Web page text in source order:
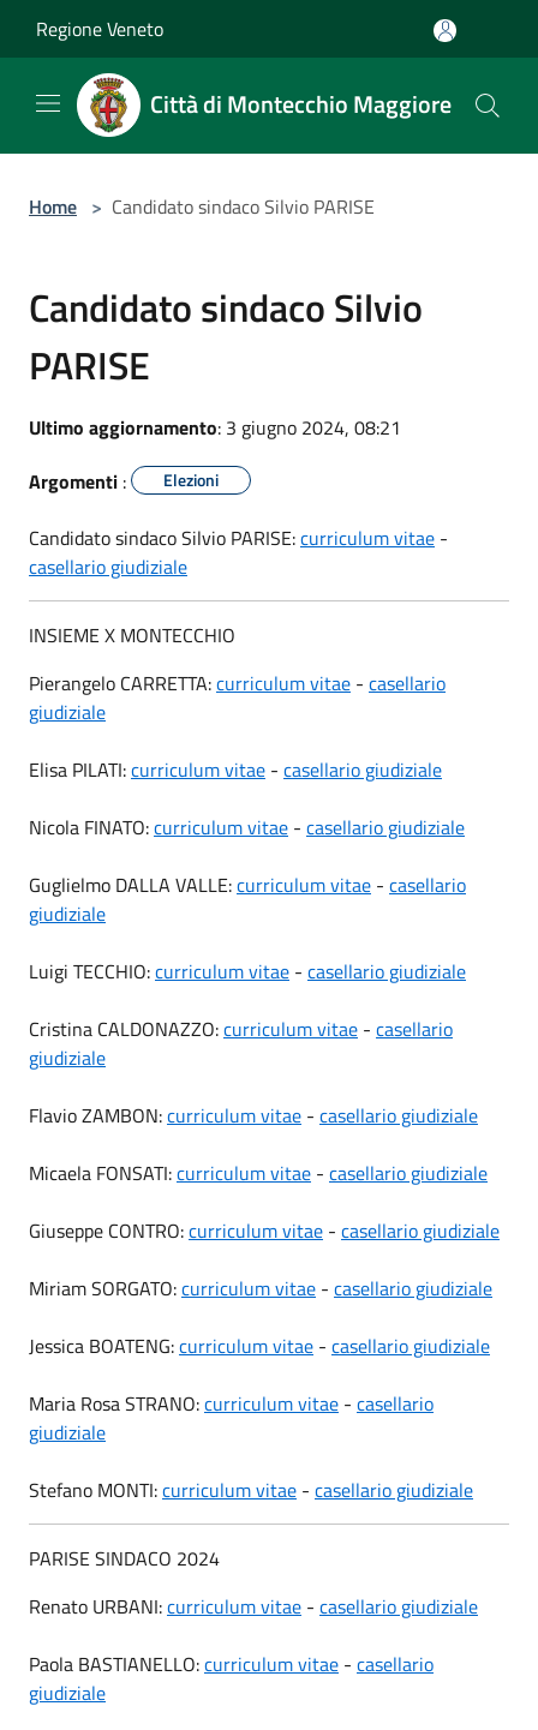
Regione Veneto
Città di Montecchio Maggiore
Home > Candidato sindaco Silvio PARISE
Candidato sindaco Silvio
PARISE
Ultimo aggiornamento: 3 giugno 2024, 08:21
Argomenti : Elezioni
Candidato sindaco Silvio PARISE:curriculum vitae -
casellario giudiziale
INSIEME X MONTECCHIO
Pierangelo CARRETTA:curriculum vitae - casellario
giudiziale
Elisa PILATI:curriculum vitae - casellario giudiziale
Nicola FINATO:curriculum vitae - casellario giudiziale
Guglielmo DALLA VALLE:curriculum vitae - casellario
giudiziale
Luigi TECCHIO:curriculum vitae - casellario giudiziale
Cristina CALDONAZZO:curriculum vitae - casellario
giudiziale
Flavio ZAMBON:curriculum vitae - casellario giudiziale
Micaela FONSATI:curriculum vitae - casellario giudiziale
Giuseppe CONTRO:curriculum vitae - casellario giudiziale
Miriam SORGATO:curriculum vitae - casellario giudiziale
Jessica BOATENG:curriculum vitae - casellario giudiziale
Maria Rosa STRANO:curriculum vitae - casellario
giudiziale
Stefano MONTI:curriculum vitae - casellario giudiziale
PARISE SINDACO 2024
Renato URBANI:curriculum vitae - casellario giudiziale
Paola BASTIANELLO:curriculum vitae - casellario
giudiziale